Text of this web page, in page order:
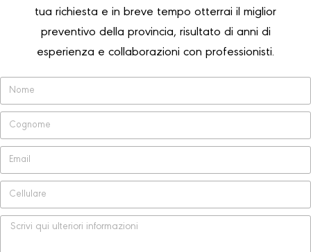
tua richiesta e in breve tempo otterrai il miglior
preventivo della provincia, risultato di anni di
esperienza e collaborazioni con professionisti.